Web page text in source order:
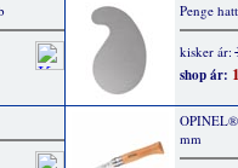
Penge
kisker ár:
shop ár:
mm